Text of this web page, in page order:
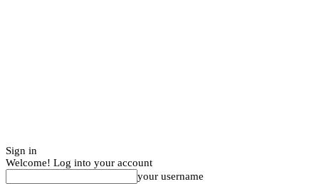
Sign in
Welcome! Log into your account
your username